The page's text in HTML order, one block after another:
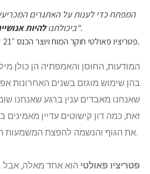
ביכולתנולהיות
“.
פטריציו פאולטי חוקר המוח ויוצר הכנס ״21 דקות״ מסביר מדוע.
המודעות, החוסן והאמפתיה הן כולן
בהן שימוש מוגזם בשנים האחרונות
שאנחנו מאבדים ענין ברגע שאנחנו
זאת, כמה דון קישוטים עדיין מאמינים
את הגוף והנשמה להפצת המשמעות האותנטית שלהן.
פטריציו פאולטי הוא אחד מאלה, אבל